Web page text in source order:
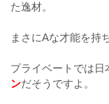
た逸材。
まさにAな才能を持
プライベートでは日
ンだそうですよ。